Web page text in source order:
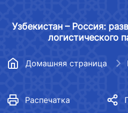
Узбекистан – Россия:
логистического
Домашняя страница
Распечатка